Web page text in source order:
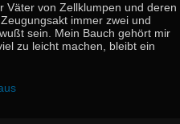
Väter von Zellklumpen und deren
immer zwei und
sein. Mein Bauch gehört mir
zu leicht machen, bleibt ein